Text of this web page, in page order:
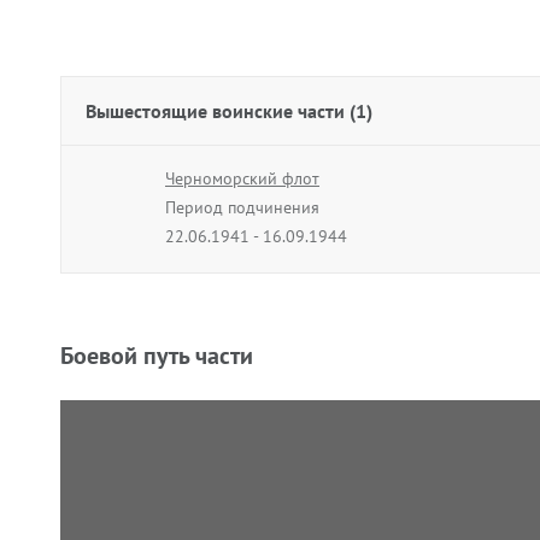
Вышестоящие воинские части (1)
Черноморский флот
Период подчинения
22.06.1941 - 16.09.1944
Боевой путь части